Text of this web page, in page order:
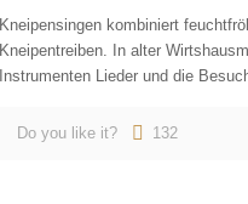
Kneipensingen kombiniert
Kneipentreiben. In alter
Instrumenten Lieder und die
Do you like it? 132